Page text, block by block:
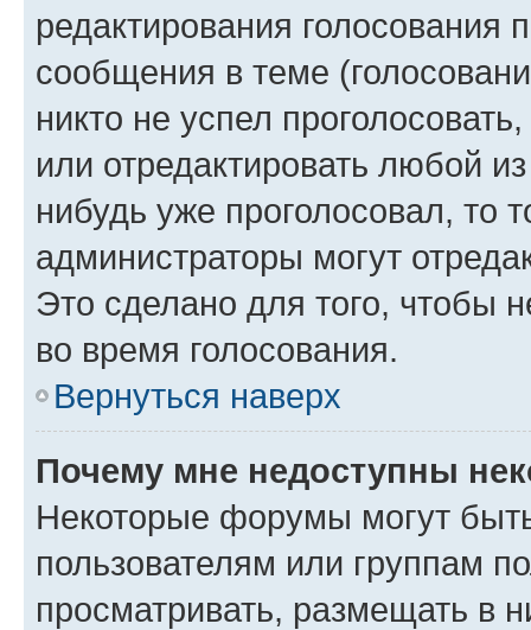
редактирования голосования
сообщения в теме
никто не успел
или отредактировать любой
нибудь уже проголосовал, то
администраторы могут
Это сделано для того, чтобы
во время голосования.
Вернуться наверх
Почему мне недоступны
Некоторые форумы могут
пользователям или группам
просматривать, размещать в